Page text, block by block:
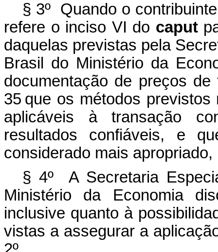
§ 3º Quando o
refere o inciso VI do caput
daquelas previstas pela
Brasil do Ministério da
documentação de preços
35 que os métodos
aplicáveis à transação
resultados confiáveis, e
considerado mais
§ 4º A Secretaria
Ministério da Economia
inclusive quanto à
vistas a assegurar a